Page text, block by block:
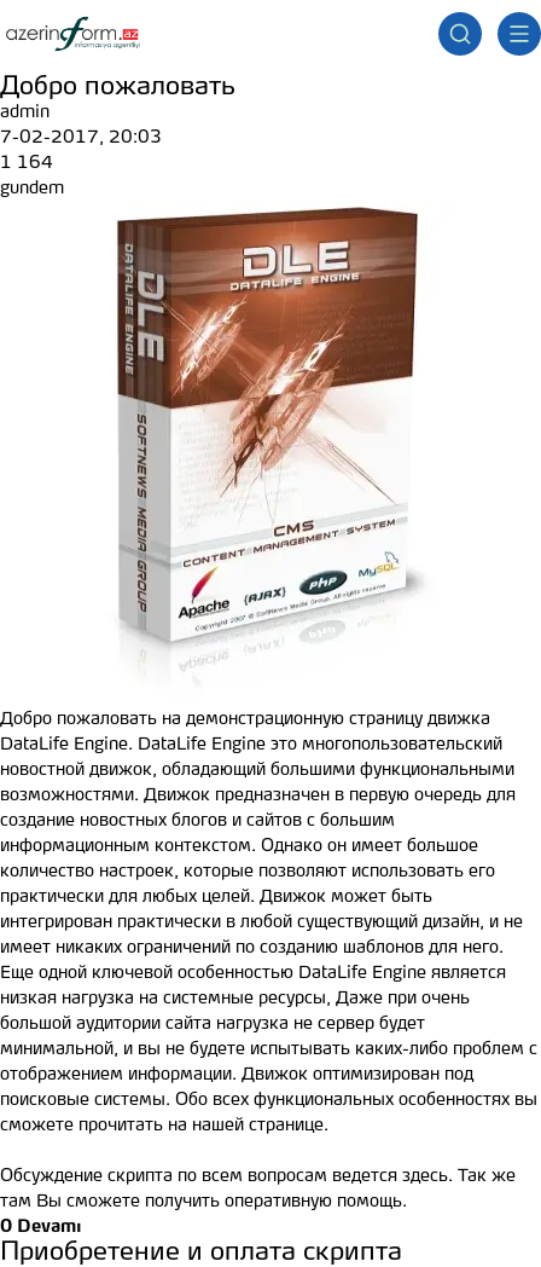
Добро пожаловать
admin
7-02-2017, 20:03
1 164
gundem
Добро пожаловать на демонстрационную страницу движка
DataLife Engine. DataLife Engine это многопользовательский
новостной движок, обладающий большими функциональными
возможностями. Движок предназначен в первую очередь для
создание новостных блогов и сайтов с большим
информационным контекстом. Однако он имеет большое
количество настроек, которые позволяют использовать его
практически для любых целей. Движок может быть
интегрирован практически в любой существующий дизайн, и не
имеет никаких ограничений по созданию шаблонов для него.
Еще одной ключевой особенностью DataLife Engine является
низкая нагрузка на системные ресурсы, Даже при очень
большой аудитории сайта нагрузка не сервер будет
минимальной, и вы не будете испытывать каких-либо проблем с
отображением информации. Движок оптимизирован под
поисковые системы. Обо всех функциональных особенностях вы
сможете прочитать на нашей странице.
Обсуждение скрипта по всем вопросам ведется здесь. Так же
там Вы сможете получить оперативную помощь.
0 Devamı
Приобретение и оплата скрипта